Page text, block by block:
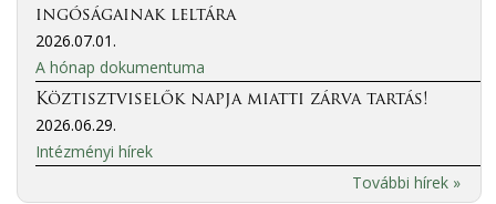
ingóságainak leltára
2026.07.01.
A hónap dokumentuma
Köztisztviselők napja miatti zárva tartás!
2026.06.29.
Intézményi hírek
További hírek »